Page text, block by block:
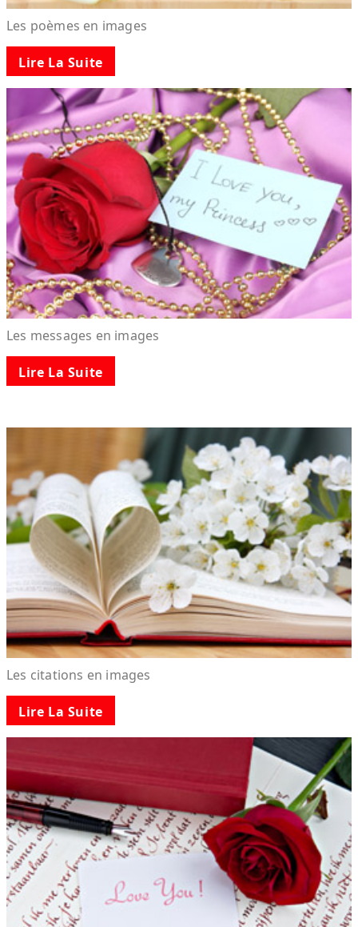
Les poèmes en images
Lire La Suite
Les messages en images
Lire La Suite
Les citations en images
Lire La Suite